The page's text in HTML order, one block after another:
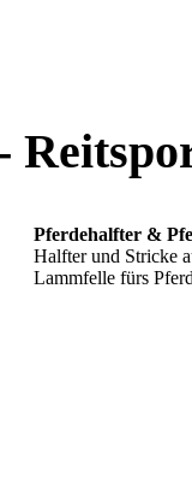
Pferdehalfter &
Halfter und Stricke
Lammfelle fürs